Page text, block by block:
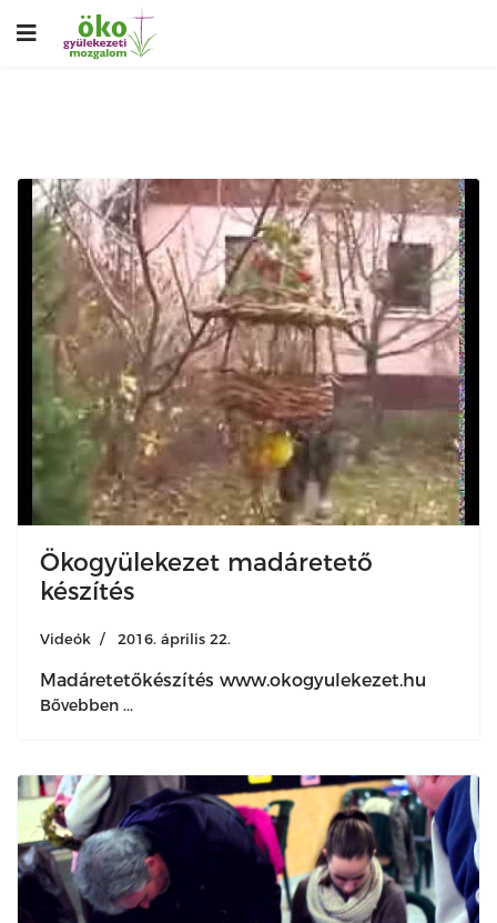
Ökogyülekezet madáretető
készítés
Videók 2016. április 22.
Madáretetőkészítés www.okogyulekezet.hu
Bővebben ...